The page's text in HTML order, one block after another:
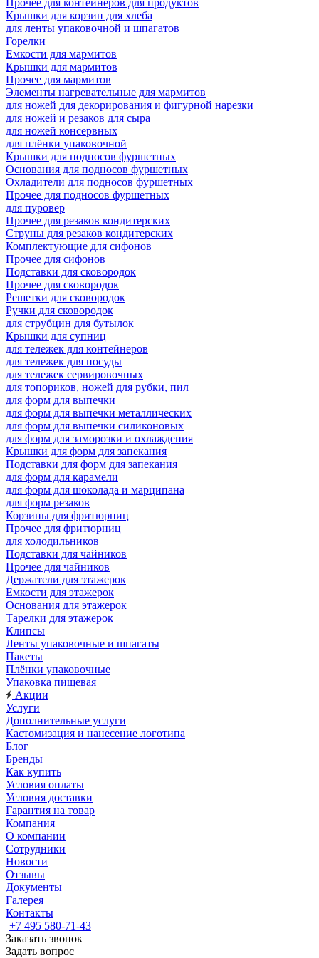
Прочее для контейнеров для продуктов
Крышки для корзин для хлеба
для ленты упаковочной и шпагатов
Горелки
Емкости для мармитов
Крышки для мармитов
Прочее для мармитов
Элементы нагревательные для мармитов
для ножей для декорирования и фигурной нарезки
для ножей и резаков для сыра
для ножей консервных
для плёнки упаковочной
Крышки для подносов фуршетных
Основания для подносов фуршетных
Охладители для подносов фуршетных
Прочее для подносов фуршетных
для пуровер
Прочее для резаков кондитерских
Струны для резаков кондитерских
Комплектующие для сифонов
Прочее для сифонов
Подставки для сковородок
Прочее для сковородок
Решетки для сковородок
Ручки для сковородок
для струбцин для бутылок
Крышки для супниц
для тележек для контейнеров
для тележек для посуды
для тележек сервировочных
для топориков, ножей для рубки, пил
для форм для выпечки
для форм для выпечки металлических
для форм для выпечки силиконовых
для форм для заморозки и охлаждения
Крышки для форм для запекания
Подставки для форм для запекания
для форм для карамели
для форм для шоколада и марципана
для форм резаков
Корзины для фритюрниц
Прочее для фритюрниц
для холодильников
Подставки для чайников
Прочее для чайников
Держатели для этажерок
Емкости для этажерок
Основания для этажерок
Тарелки для этажерок
Клипсы
Ленты упаковочные и шпагаты
Пакеты
Плёнки упаковочные
Упаковка пищевая
Акции
Услуги
Дополнительные услуги
Кастомизация и нанесение логотипа
Блог
Бренды
Как купить
Условия оплаты
Условия доставки
Гарантия на товар
Компания
О компании
Сотрудники
Новости
Отзывы
Документы
Галерея
Контакты
+7 495 580-71-43
Заказать звонок
Задать вопрос